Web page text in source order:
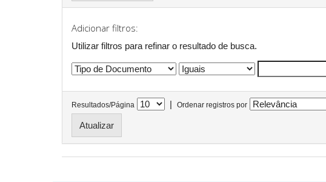
Adicionar filtros:
Utilizar filtros para refinar o resultado de busca.
Resultados/Página | Ordenar registros por